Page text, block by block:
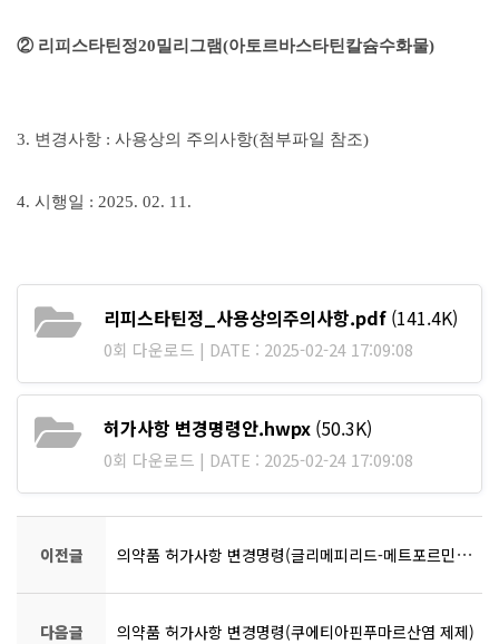
② 리피스타틴정20밀리그램(아토르바스타틴칼슘수화물)
3. 변경사항 : 사용상의 주의사항(첨부파일 참조)
4. 시행일 : 2025. 02. 11.
리피스타틴정_사용상의주의사항.pdf (141.4K)
0회 다운로드 | DATE : 2025-02-24 17:09:08
허가사항 변경명령안.hwpx (50.3K)
0회 다운로드 | DATE : 2025-02-24 17:09:08
이전글 의약품 허가사항 변경명령(글리메피리드-메트포르민염산염 복합제)
다음글 의약품 허가사항 변경명령(쿠에티아핀푸마르산염 제제)